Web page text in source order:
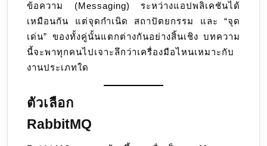
ข้อความ (Messaging) ระหว่างแอปพลิเคชันได้
เหมือนกัน แต่จุดกำเนิด สถาปัตยกรรม และ “จุด
เด่น” ของทั้งคู่นั้นแตกต่างกันอย่างสิ้นเชิง บทความ
นี้จะพาทุกคนไปเจาะลึกว่าเครื่องมือไหนเหมาะกับ
งานประเภทใด
ตัวเลือก
RabbitMQ